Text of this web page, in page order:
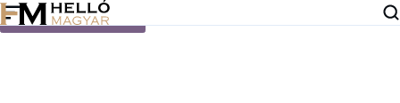
Ugrás a tartalomra